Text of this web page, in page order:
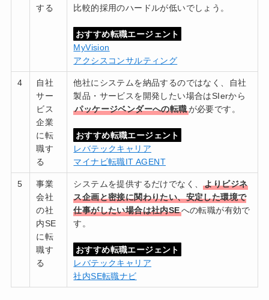
する
比較的採用のハードルが低いでしょう。
おすすめ転職エージェント
MyVision
アクシスコンサルティング
4
自社
サー
ビス
企業
に転
職す
る
他社にシステムを納品するのではなく、自社
製品・サービスを開発したい場合はSIerから
パッケージベンダーへの転職が必要です。
おすすめ転職エージェント
レバテックキャリア
マイナビ転職IT AGENT
5
事業
会社
の社
内SE
に転
職す
る
システムを提供するだけでなく、よりビジネ
ス企画と密接に関わりたい、安定した環境で
仕事がしたい場合は社内SEへの転職が有効で
す。
おすすめ転職エージェント
レバテックキャリア
社内SE転職ナビ